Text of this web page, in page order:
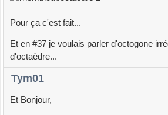
Pour ça c'est fait...
Et en #37 je voulais parler d'octogone
d'octaèdre...
Tym01
Et Bonjour,